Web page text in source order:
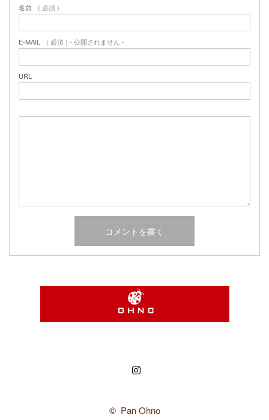
名前 ( 必須 )
E-MAIL ( 必須 ) - 公開されません -
URL
© Pan Ohno